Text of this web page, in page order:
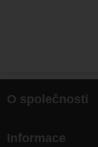
O společnosti
O nás
Informace